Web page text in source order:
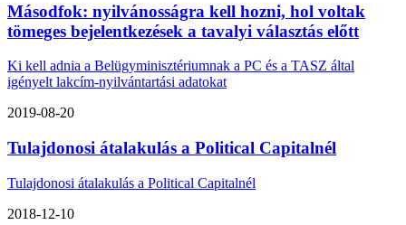
Másodfok: nyilvánosságra kell hozni, hol voltak
tömeges bejelentkezések a tavalyi választás előtt
Ki kell adnia a Belügyminisztériumnak a PC és a TASZ által
igényelt lakcím-nyilvántartási adatokat
2019-08-20
Tulajdonosi átalakulás a Political Capitalnél
Tulajdonosi átalakulás a Political Capitalnél
2018-12-10